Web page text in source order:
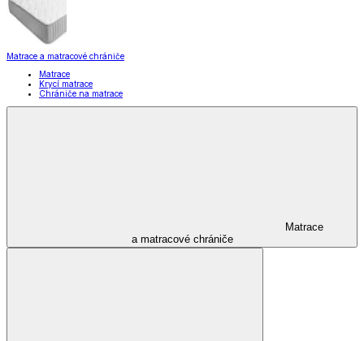
Matrace a matracové chrániče
Matrace
Krycí matrace
Chrániče na matrace
Matrace
a matracové chrániče